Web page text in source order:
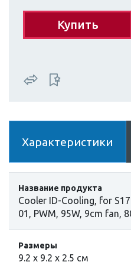
Купить
Характеристики
Название продукта
Cooler ID-Cooling, for
01, PWM, 95W, 9cm fan,
Размеры
9.2 x 9.2 x 2.5 cм